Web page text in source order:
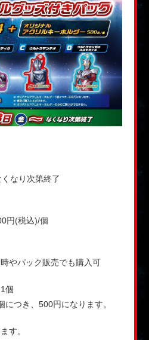
なり次第終了
円(税込)/個
パック販売でも購入可
個
つき、500円になります。
す。